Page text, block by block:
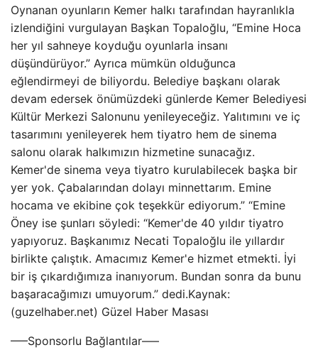
Oynanan oyunların Kemer halkı tarafından hayranlıkla
izlendiğini vurgulayan Başkan Topaloğlu, “Emine Hoca
her yıl sahneye koyduğu oyunlarla insanı
düşündürüyor.” Ayrıca mümkün olduğunca
eğlendirmeyi de biliyordu. Belediye başkanı olarak
devam edersek önümüzdeki günlerde Kemer Belediyesi
Kültür Merkezi Salonunu yenileyeceğiz. Yalıtımını ve iç
tasarımını yenileyerek hem tiyatro hem de sinema
salonu olarak halkımızın hizmetine sunacağız.
Kemer'de sinema veya tiyatro kurulabilecek başka bir
yer yok. Çabalarından dolayı minnettarım. Emine
hocama ve ekibine çok teşekkür ediyorum.” “Emine
Öney ise şunları söyledi: “Kemer'de 40 yıldır tiyatro
yapıyoruz. Başkanımız Necati Topaloğlu ile yıllardır
birlikte çalıştık. Amacımız Kemer'e hizmet etmekti. İyi
bir iş çıkardığımıza inanıyorum. Bundan sonra da bunu
başaracağımızı umuyorum.” dedi.Kaynak:
(guzelhaber.net) Güzel Haber Masası
—–Sponsorlu Bağlantılar—–